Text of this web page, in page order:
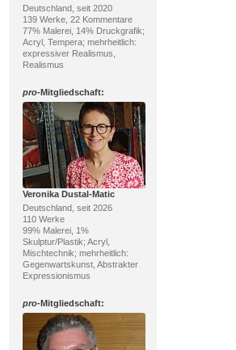
Deutschland, seit 2020
139 Werke, 22 Kommentare
77% Malerei, 14% Druckgrafik;
Acryl, Tempera; mehrheitlich:
expressiver Realismus,
Realismus
pro-Mitgliedschaft:
Veronika Dustal-Matic
Deutschland, seit 2026
110 Werke
99% Malerei, 1%
Skulptur/Plastik; Acryl,
Mischtechnik; mehrheitlich:
Gegenwartskunst, Abstrakter
Expressionismus
pro-Mitgliedschaft: